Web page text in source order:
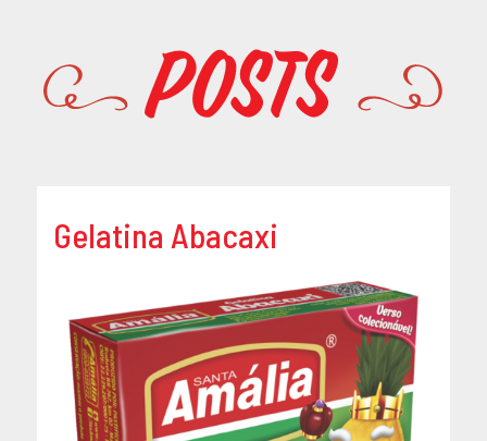
Posts
Gelatina Abacaxi